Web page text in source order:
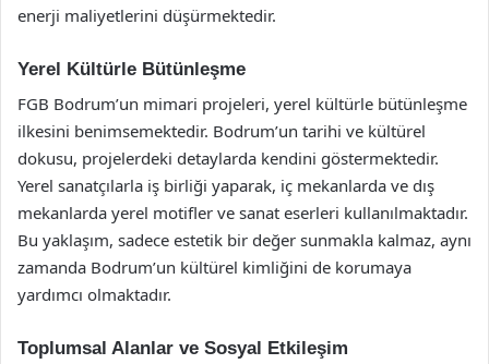
enerji maliyetlerini düşürmektedir.
Yerel Kültürle Bütünleşme
FGB Bodrum’un mimari projeleri, yerel kültürle bütünleşme
ilkesini benimsemektedir. Bodrum’un tarihi ve kültürel
dokusu, projelerdeki detaylarda kendini göstermektedir.
Yerel sanatçılarla iş birliği yaparak, iç mekanlarda ve dış
mekanlarda yerel motifler ve sanat eserleri kullanılmaktadır.
Bu yaklaşım, sadece estetik bir değer sunmakla kalmaz, aynı
zamanda Bodrum’un kültürel kimliğini de korumaya
yardımcı olmaktadır.
Toplumsal Alanlar ve Sosyal Etkileşim